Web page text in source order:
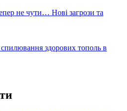
не чути… Нові загрози та
спилювання здорових тополь в